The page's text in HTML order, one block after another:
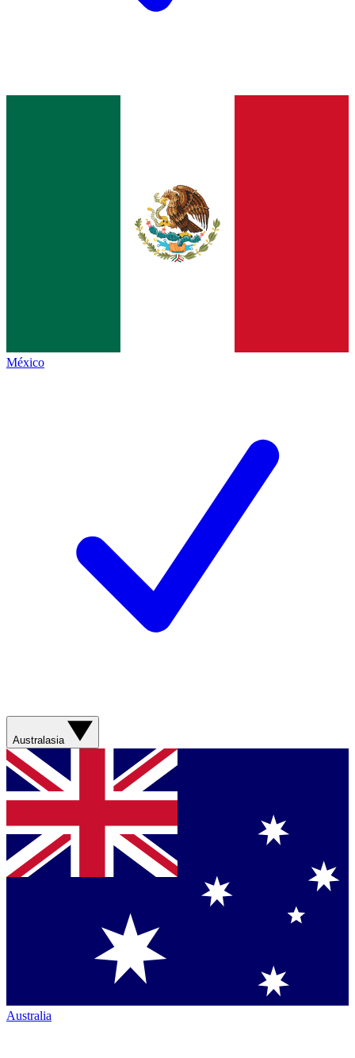
México
Australasia
Australia